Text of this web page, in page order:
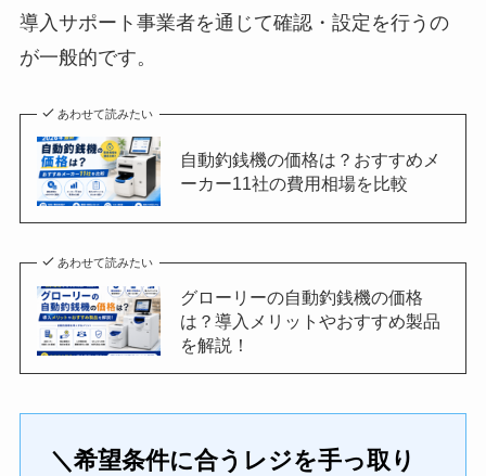
導入サポート事業者を通じて確認・設定を行うの
が一般的です。
あわせて読みたい
自動釣銭機の価格は？おすすめメ
ーカー11社の費用相場を比較
あわせて読みたい
グローリーの自動釣銭機の価格
は？導入メリットやおすすめ製品
を解説！
＼希望条件に合うレジを手っ取り